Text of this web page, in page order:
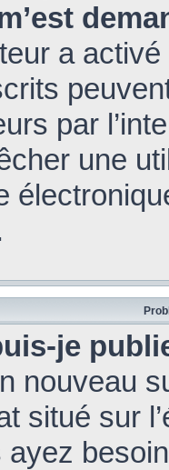
a
par
une
je
nouveau
situé sur